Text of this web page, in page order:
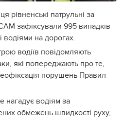
рівненські патрульні за
зафіксували 995 випадків
на дорогах.
водіїв повідомляють
які попереджають про те,
порушень Правил
нагадує водіям за
обмежень швидкості руху,